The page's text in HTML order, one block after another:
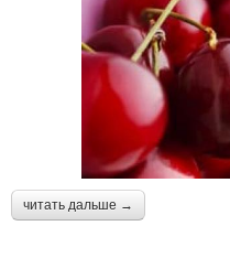
читать дальше →